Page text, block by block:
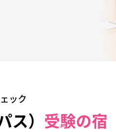
ック
） 受験の宿